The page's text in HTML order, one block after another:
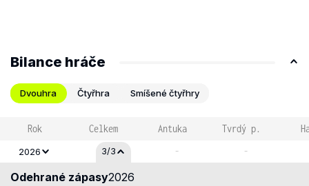
Bilance hráče
Dvouhra Čtyřhra Smíšené čtyřhry
Rok Celkem Antuka Tvrdý p.
2026 3/3 - -
Odehrané zápasy2026